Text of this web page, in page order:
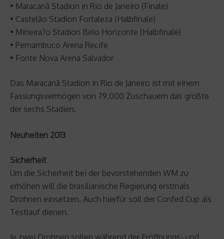
• Maracanã Stadion in Rio de Janeiro (Finale)
• Castelão Stadion Fortaleza (Halbfinale)
• Mineira?o Stadion Belo Horizonte (Halbfinale)
• Pernambuco Arena Recife
• Fonte Nova Arena Salvador
Das Maracanã Stadion in Rio de Janeiro ist mit einem
Fassungsvermögen von 79.000 Zuschauern das größte
der sechs Stadien.
Neuheiten 2013
Sicherheit
Um die Sicherheit bei der bevorstehenden WM zu
erhöhen will die brasilianische Regierung erstmals
Drohnen einsetzen. Auch hierfür soll der Confed Cup als
Testlauf dienen.
Je zwei Drohnen sollen während der Eröffnungs- und